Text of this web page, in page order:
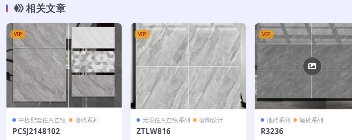
相关文章
VIP
中板配套任意连纹 墙砖系列
PCSJ2148102
VIP
无限任意连纹系列 智陶设计
ZTLW816
VIP
地砖系列 墙砖系列
R3236